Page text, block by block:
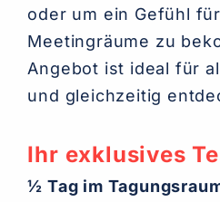
oder um ein Gefühl
Meetingräume zu
Angebot ist ideal für
und gleichzeitig
Ihr exklusives
½ Tag im